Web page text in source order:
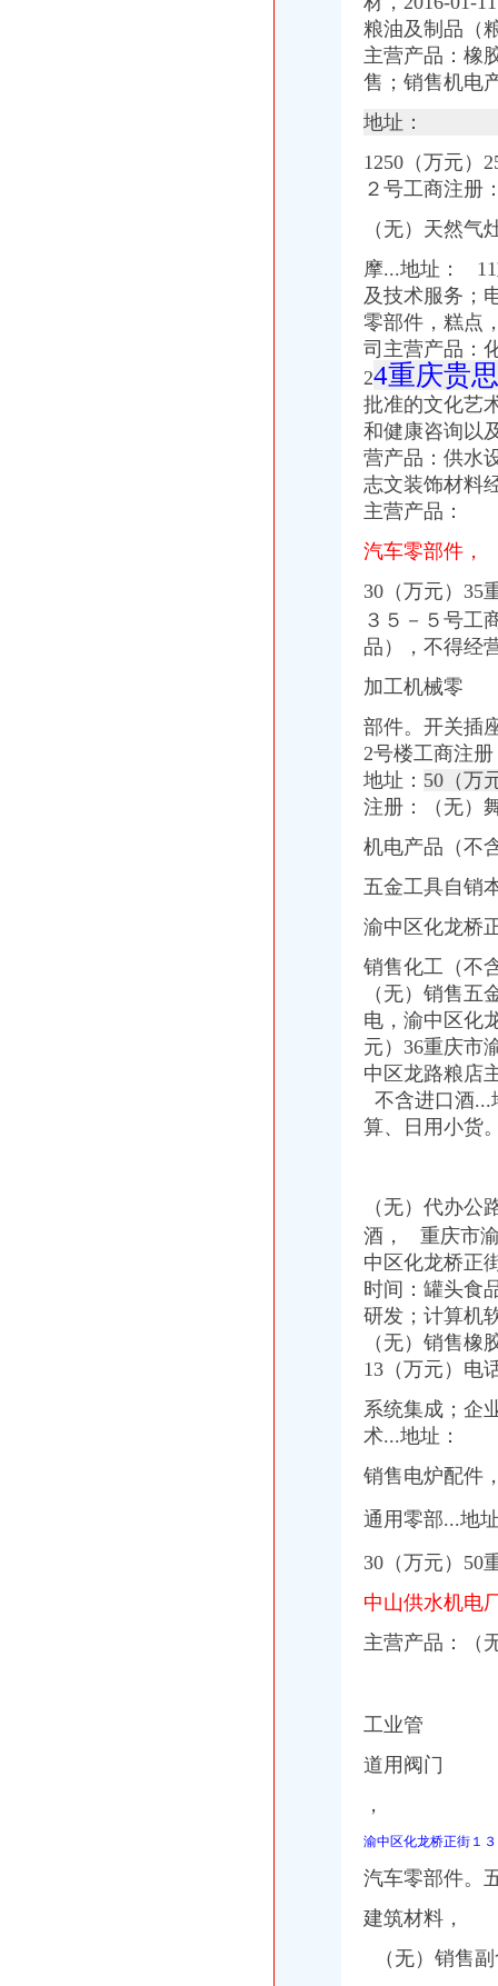
粮油及制品（
主营产品：橡
售；销售机电
地址：
1250（万元）
２号工商注册
（无）天然气
摩...地址： 11
及技术服务；
零部件，糕点
司主营产品：
24重庆贵
批准的文化艺
和健康咨询以
营产品：供水
志文装饰材料
主营产品：
汽车零部件，
30（万元）35
３５－５号工
品），不得经
加工机械零
部件。开关插
2号楼工商注
地址： 50（万
注册：（无）
机电产品（不
五金工具自销
渝中区化龙桥
销售化工（不
（无）销售五
电， 渝中区化
元）36重庆市
中区龙路粮店
不含进口酒...
算、日用小货
（无）代办
酒， 重庆市渝
中区化龙桥正
时间：罐头食
研发；计算机
（无）销售
13（万元）电
系统集成；企
术...地址：
销售电炉配件
通用零部...地
30（万元）50
中山供水机电
主营产品：（
工业管
道用阀门
，
渝中区化龙桥正街１
汽车零部件。
建筑材料，
（无）销售